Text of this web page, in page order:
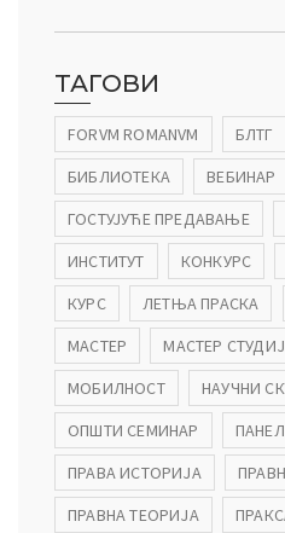
ТАГОВИ
FORVM ROMANVM БЛТГ
БИБЛИОТЕКА
ВЕБИНАР
ГОСТУЈУЋЕ ПРЕДАВАЊЕ
ИНСТИТУТ
КОНКУРС
КУРС
ЛЕТЊА ПРАСКА
МАСТЕР
МАСТЕР
МОБИЛНОСТ
НАУЧНИ
ОПШТИ СЕМИНАР
ПАНЕЛ
ПРАВА ИСТОРИЈА
ПРАВНА ТЕОРИЈА